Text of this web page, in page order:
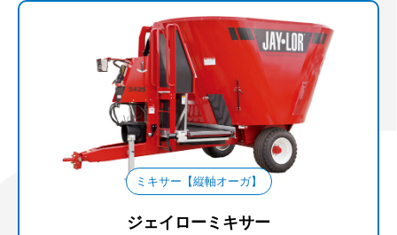
ミキサー【縦軸オーガ】
ジェイローミキサー